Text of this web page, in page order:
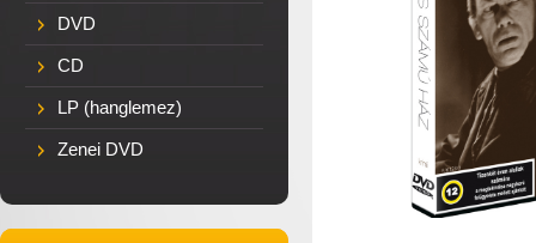
DVD
CD
LP (hanglemez)
Zenei DVD